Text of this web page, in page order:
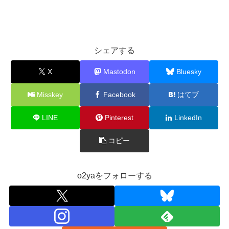
シェアする
X Mastodon Bluesky
Misskey Facebook はてブ
LINE Pinterest LinkedIn
コピー
o2yaをフォローする